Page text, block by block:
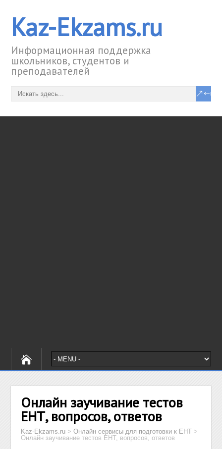
Kaz-Ekzams.ru
Информационная поддержка
школьников, студентов и
преподавателей
Онлайн заучивание тестов
ЕНТ, вопросов, ответов
Kaz-Ekzams.ru >Онлайн сервисы для подготовки к ЕНТ >
Онлайн заучивание тестов ЕНТ, вопросов, ответов